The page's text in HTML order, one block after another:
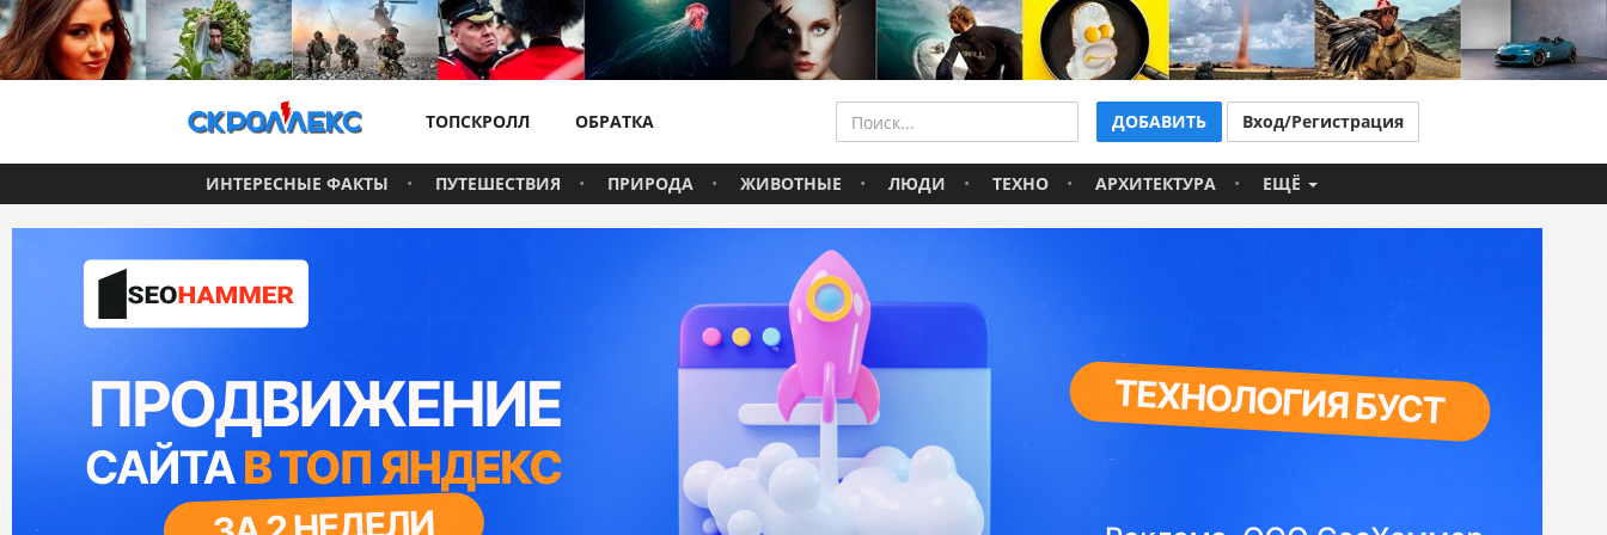
ДОБАВИТЬ Вход/Регистрация
ТОПСКРОЛЛ ОБРАТКА
ИНТЕРЕСНЫЕ ФАКТЫ ПУТЕШЕСТВИЯ ПРИРОДА ЖИВОТНЫЕ ЛЮДИ ТЕХНО АРХИТЕКТУРА ЕЩЁ